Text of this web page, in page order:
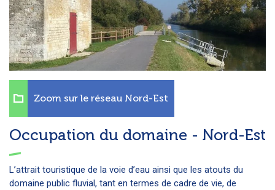
Occupation du domaine - Nord-Est
L’attrait touristique de la voie d’eau ainsi que les atouts du
domaine public fluvial, tant en termes de cadre de vie, de
Zoom sur le réseau Nord-Est